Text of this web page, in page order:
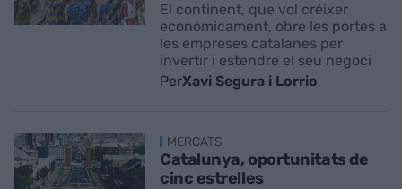
El continent, que vol créixer
econòmicament, obre les portes a
les empreses catalanes per
invertir i estendre el seu negoci
PerXavi Segura i Lorrio
MERCATS
Catalunya, oportunitats de
cinc estrelles